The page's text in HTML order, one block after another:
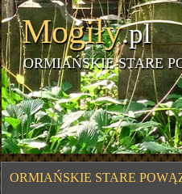
Mogiły.pl
ORMIAŃSKIE STARE
ORMIAŃSKIE STARE